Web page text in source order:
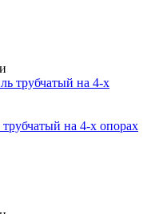
на 4-х опорах